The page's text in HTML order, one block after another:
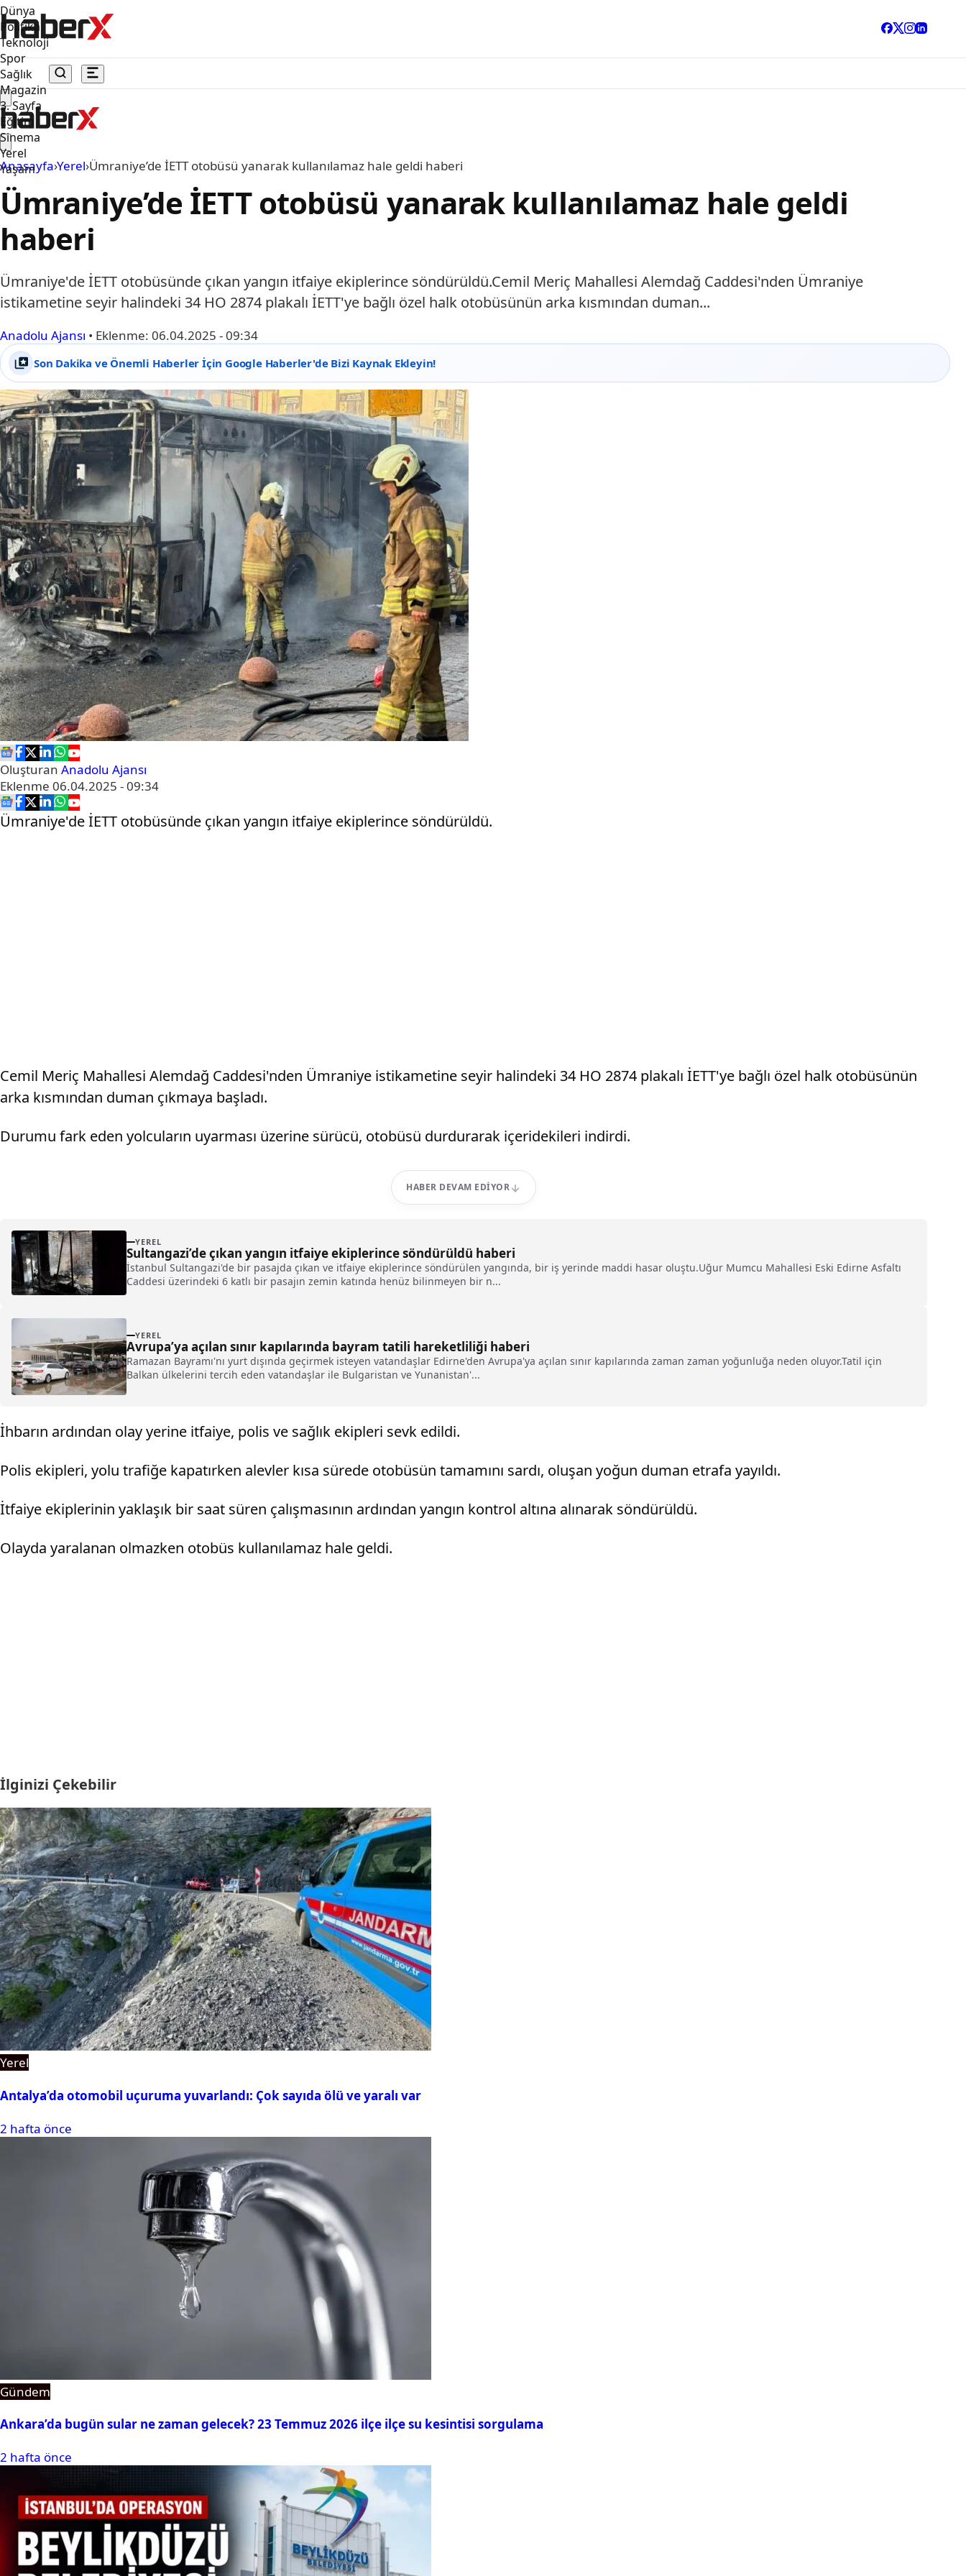
Dünya
Politika
Teknoloji
Spor
Sağlık
Magazin
3. Sayfa
Eğitim
Sinema
Yerel
Yaşam
Anasayfa›Yerel›Ümraniye’de İETT otobüsü yanarak kullanılamaz hale geldi haberi
Ümraniye’de İETT otobüsü yanarak kullanılamaz hale geldi
haberi
Ümraniye'de İETT otobüsünde çıkan yangın itfaiye ekiplerince söndürüldü.Cemil Meriç Mahallesi Alemdağ Caddesi'nden Ümraniye
istikametine seyir halindeki 34 HO 2874 plakalı İETT'ye bağlı özel halk otobüsünün arka kısmından duman...
Anadolu Ajansı • Eklenme: 06.04.2025 - 09:34
Son Dakika ve Önemli Haberler İçin Google Haberler'de Bizi Kaynak Ekleyin!
Oluşturan Anadolu Ajansı
Eklenme 06.04.2025 - 09:34
Ümraniye'de İETT otobüsünde çıkan yangın itfaiye ekiplerince söndürüldü.
Cemil Meriç Mahallesi Alemdağ Caddesi'nden Ümraniye istikametine seyir halindeki 34 HO 2874 plakalı İETT'ye bağlı özel halk otobüsünün
arka kısmından duman çıkmaya başladı.
Durumu fark eden yolcuların uyarması üzerine sürücü, otobüsü durdurarak içeridekileri indirdi.
HABER DEVAM EDIYOR
YEREL
Sultangazi’de çıkan yangın itfaiye ekiplerince söndürüldü haberi
İstanbul Sultangazi'de bir pasajda çıkan ve itfaiye ekiplerince söndürülen yangında, bir iş yerinde maddi hasar oluştu.Uğur Mumcu Mahallesi Eski Edirne Asfaltı
Caddesi üzerindeki 6 katlı bir pasajın zemin katında henüz bilinmeyen bir n...
YEREL
Avrupa’ya açılan sınır kapılarında bayram tatili hareketliliği haberi
Ramazan Bayramı'nı yurt dışında geçirmek isteyen vatandaşlar Edirne'den Avrupa'ya açılan sınır kapılarında zaman zaman yoğunluğa neden oluyor.Tatil için
Balkan ülkelerini tercih eden vatandaşlar ile Bulgaristan ve Yunanistan'...
İhbarın ardından olay yerine itfaiye, polis ve sağlık ekipleri sevk edildi.
Polis ekipleri, yolu trafiğe kapatırken alevler kısa sürede otobüsün tamamını sardı, oluşan yoğun duman etrafa yayıldı.
İtfaiye ekiplerinin yaklaşık bir saat süren çalışmasının ardından yangın kontrol altına alınarak söndürüldü.
Olayda yaralanan olmazken otobüs kullanılamaz hale geldi.
İlginizi Çekebilir
Yerel
Antalya’da otomobil uçuruma yuvarlandı: Çok sayıda ölü ve yaralı var
2 hafta önce
Gündem
Ankara’da bugün sular ne zaman gelecek? 23 Temmuz 2026 ilçe ilçe su kesintisi sorgulama
2 hafta önce